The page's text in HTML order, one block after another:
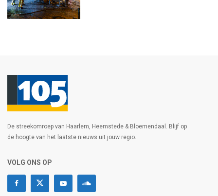
De streekomroep van Haarlem, Heemstede & Bloemendaal. Blijf op
de hoogte van het laatste nieuws uit jouw regio.
VOLG ONS OP